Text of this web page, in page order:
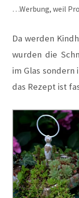
…Werbung, weil
Da werden
wurden die
im Glas sondern
das Rezept ist